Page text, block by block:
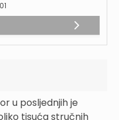
u posljednjih je
tisuća stručnih